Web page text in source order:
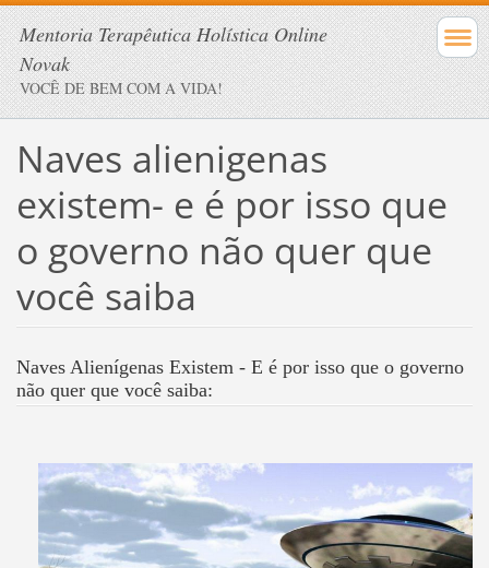
Mentoria Terapêutica Holística Online
Novak
VOCÊ DE BEM COM A VIDA!
Naves alienigenas
existem- e é por isso que
o governo não quer que
você saiba
Naves Alienígenas Existem - E é por isso que o governo
não quer que você saiba: